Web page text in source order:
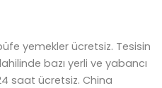
yemekler ücretsiz. Tesisin
bazı yerli ve yabancı
saat ücretsiz. China